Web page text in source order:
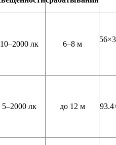
10–2000 лк 6–8 м
5–2000 лк до 12 м